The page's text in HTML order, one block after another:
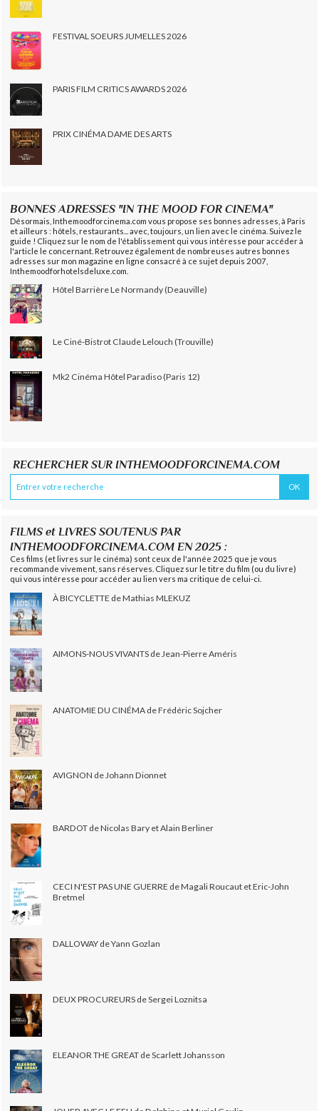
FESTIVAL SOEURS JUMELLES 2026
PARIS FILM CRITICS AWARDS 2026
PRIX CINÉMA DAME DES ARTS
BONNES ADRESSES "IN THE MOOD FOR CINEMA"
Désormais, Inthemoodforcinema.com vous propose ses bonnes adresses, à Paris
et ailleurs : hôtels, restaurants... avec, toujours, un lien avec le cinéma. Suivez le
guide ! Cliquez sur le nom de l'établissement qui vous intéresse pour accéder à
l'article le concernant. Retrouvez également de nombreuses autres bonnes
adresses sur mon magazine en ligne consacré à ce sujet depuis 2007,
Inthemoodforhotelsdeluxe.com.
Hôtel Barrière Le Normandy (Deauville)
Le Ciné-Bistrot Claude Lelouch (Trouville)
Mk2 Cinéma Hôtel Paradiso (Paris 12)
RECHERCHER SUR INTHEMOODFORCINEMA.COM
FILMS et LIVRES SOUTENUS PAR
INTHEMOODFORCINEMA.COM EN 2025 :
Ces films (et livres sur le cinéma) sont ceux de l'année 2025 que je vous
recommande vivement, sans réserves. Cliquez sur le titre du film (ou du livre)
qui vous intéresse pour accéder au lien vers ma critique de celui-ci.
À BICYCLETTE de Mathias MLEKUZ
AIMONS-NOUS VIVANTS de Jean-Pierre Améris
ANATOMIE DU CINÉMA de Frédéric Sojcher
AVIGNON de Johann Dionnet
BARDOT de Nicolas Bary et Alain Berliner
CECI N'EST PAS UNE GUERRE de Magali Roucaut et Eric-John
Bretmel
DALLOWAY de Yann Gozlan
DEUX PROCUREURS de Sergei Loznitsa
ELEANOR THE GREAT de Scarlett Johansson